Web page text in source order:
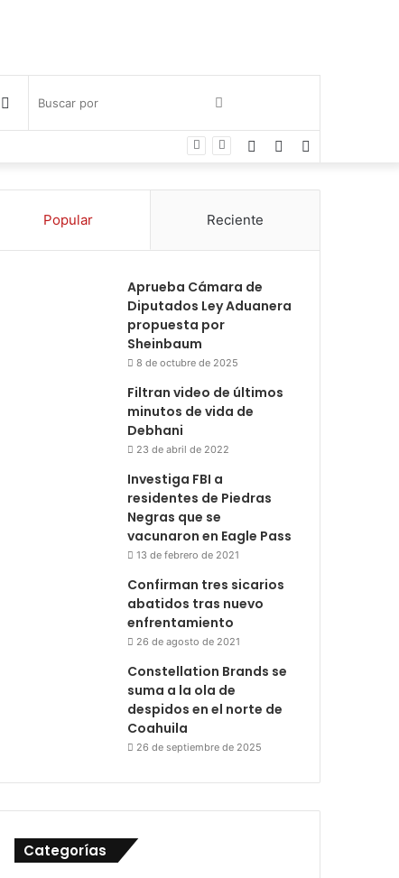
Buscar
por
Publicación
Twitter
Facebook
Popular Reciente
Aprueba Cámara de
Diputados Ley Aduanera
propuesta por
Sheinbaum
8 de octubre de 2025
Filtran video de últimos
minutos de vida de
Debhani
23 de abril de 2022
Investiga FBI a
residentes de Piedras
Negras que se
vacunaron en Eagle Pass
13 de febrero de 2021
Confirman tres sicarios
abatidos tras nuevo
enfrentamiento
26 de agosto de 2021
Constellation Brands se
suma a la ola de
despidos en el norte de
Coahuila
26 de septiembre de 2025
Categorías